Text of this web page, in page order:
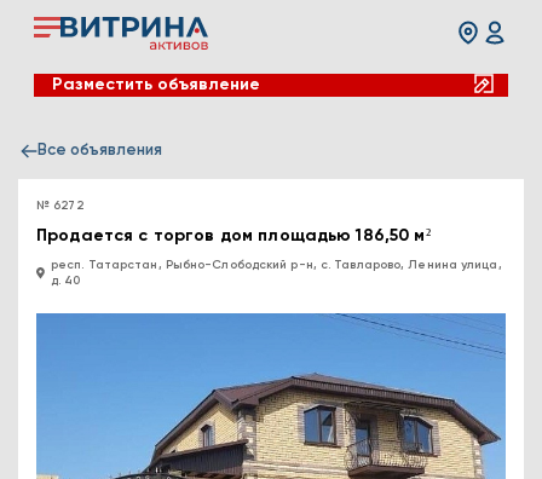
Разместить объявление
Все объявления
№ 6272
Продается с торгов дом площадью 186,50 м²
респ. Татарстан, Рыбно-Слободский р-н, с. Тавларово, Ленина улица,
д. 40